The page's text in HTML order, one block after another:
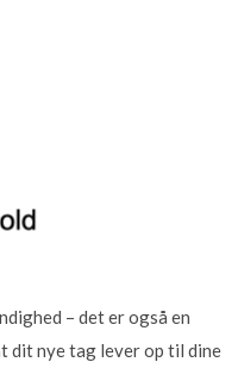
– det er også en
dit nye tag lever op til dine